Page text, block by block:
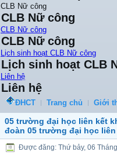
CLB Nữ công
CLB Nữ công
CLB Nữ công
CLB Nữ công
Lịch sinh hoạt CLB Nữ công
Lịch sinh hoạt CLB
Liên hệ
Liên hệ
ĐHCT Trang chủ Giới
05 trường đại học liên kết
đoàn 05 trường đại học liên
Được đăng: Thứ bảy, 06